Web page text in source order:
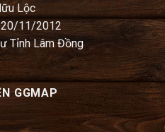
Lộc
20/11/2012
Tỉnh Lâm Đồng
GGMAP